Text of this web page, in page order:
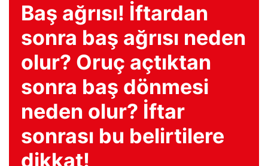
Baş ağrısı! İftardan
sonra baş ağrısı neden
olur? Oruç açtıktan
sonra baş dönmesi
neden olur? İftar
sonrası bu belirtilere
dikkat!